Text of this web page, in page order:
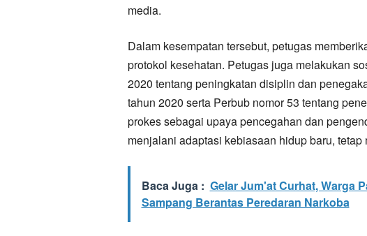
media.
Dalam kesempatan tersebut, petugas
protokol kesehatan. Petugas juga melakukan
2020 tentang peningkatan disiplin dan
tahun 2020 serta Perbub nomor 53 tentang
prokes sebagai upaya pencegahan dan
menjalani adaptasi kebiasaan hidup baru, tetap
Baca Juga : Gelar Jum'at Curhat, Warga
Sampang Berantas Peredaran Narkoba